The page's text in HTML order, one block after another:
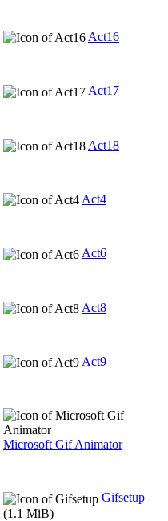
Act16
Act17
Act18
Act4
Act6
Act8
Act9
Microsoft Gif Animator
Gifsetup
(1.1 MiB)